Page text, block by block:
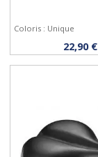
Acheter
Coloris : Unique
22,90 €